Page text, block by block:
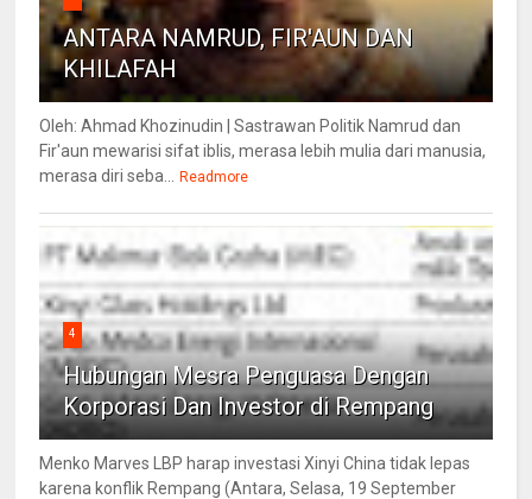
ANTARA NAMRUD, FIR'AUN DAN
KHILAFAH
Oleh: Ahmad Khozinudin | Sastrawan Politik Namrud dan
Fir'aun mewarisi sifat iblis, merasa lebih mulia dari manusia,
merasa diri seba...
Readmore
4
Hubungan Mesra Penguasa Dengan
Korporasi Dan Investor di Rempang
Menko Marves LBP harap investasi Xinyi China tidak lepas
karena konflik Rempang (Antara, Selasa, 19 September